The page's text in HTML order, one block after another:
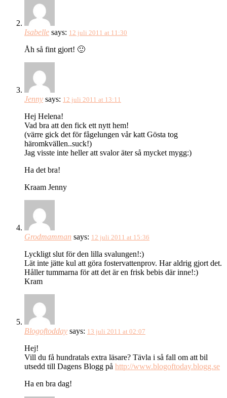
Isabelle says: 12 juli 2011 at 11:30
Åh så fint gjort! 🙂
Jenny says: 12 juli 2011 at 13:11
Hej Helena!
Vad bra att den fick ett nytt hem!
(värre gick det för fågelungen vår katt Gösta tog
häromkvällen..suck!)
Jag visste inte heller att svalor äter så mycket mygg:)
Ha det bra!
Kraam Jenny
Grodmamman says: 12 juli 2011 at 15:36
Lyckligt slut för den lilla svalungen!:)
Lät inte jätte kul att göra fostervattenprov. Har aldrig gjort det.
Håller tummarna för att det är en frisk bebis där inne!:)
Kram
Blogoftodday says: 13 juli 2011 at 02:07
Hej!
Vill du få hundratals extra läsare? Tävla i så fall om att bil
utsedd till Dagens Blogg på http://www.blogoftoday.blogg.se
Ha en bra dag!